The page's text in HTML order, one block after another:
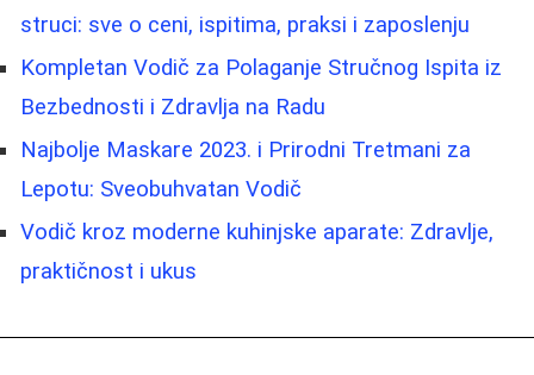
struci: sve o ceni, ispitima, praksi i zaposlenju
Kompletan Vodič za Polaganje Stručnog Ispita iz
Bezbednosti i Zdravlja na Radu
Najbolje Maskare 2023. i Prirodni Tretmani za
Lepotu: Sveobuhvatan Vodič
Vodič kroz moderne kuhinjske aparate: Zdravlje,
praktičnost i ukus